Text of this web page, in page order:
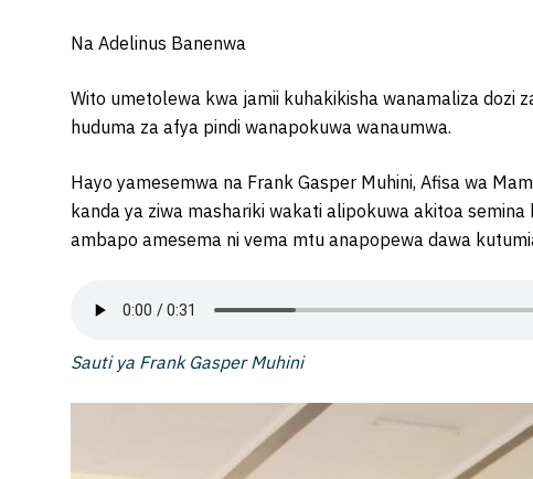
Na Adelinus Banenwa
Wito umetolewa kwa jamii kuhakikisha wanamaliza dozi
huduma za afya pindi wanapokuwa wanaumwa.
Hayo yamesemwa na Frank Gasper Muhini, Afisa wa
kanda ya ziwa mashariki wakati alipokuwa akitoa
ambapo amesema ni vema mtu anapopewa dawa
Sauti ya Frank Gasper Muhini